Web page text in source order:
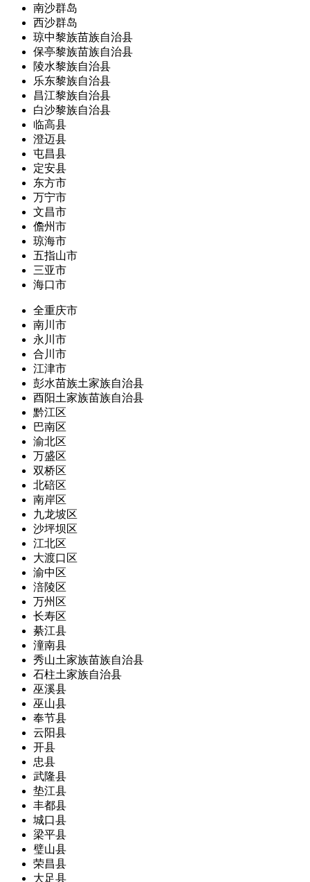
南沙群岛
西沙群岛
琼中黎族苗族自治县
保亭黎族苗族自治县
陵水黎族自治县
乐东黎族自治县
昌江黎族自治县
白沙黎族自治县
临高县
澄迈县
屯昌县
定安县
东方市
万宁市
文昌市
儋州市
琼海市
五指山市
三亚市
海口市
全重庆市
南川市
永川市
合川市
江津市
彭水苗族土家族自治县
酉阳土家族苗族自治县
黔江区
巴南区
渝北区
万盛区
双桥区
北碚区
南岸区
九龙坡区
沙坪坝区
江北区
大渡口区
渝中区
涪陵区
万州区
长寿区
綦江县
潼南县
秀山土家族苗族自治县
石柱土家族自治县
巫溪县
巫山县
奉节县
云阳县
开县
忠县
武隆县
垫江县
丰都县
城口县
梁平县
璧山县
荣昌县
大足县